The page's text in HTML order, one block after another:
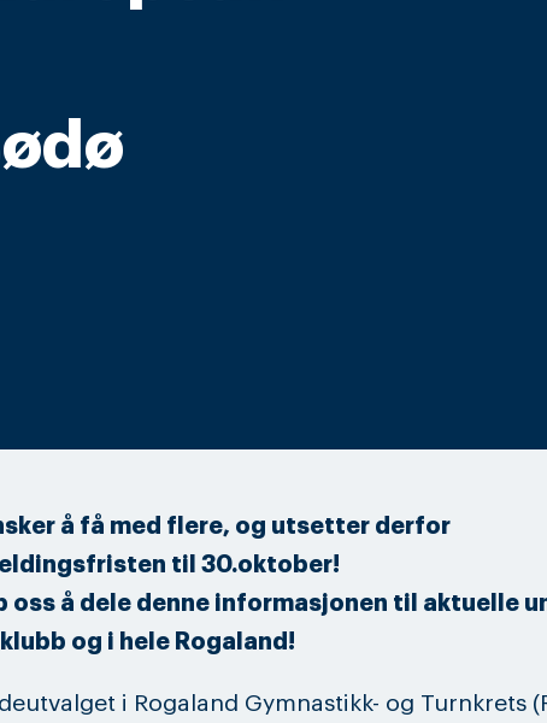
å få med flere, og utsetter derfor
til 30.oktober!
oss å dele denne informasjonen til aktuelle
og i hele Rogaland!
i Rogaland Gymnastikk- og Turnkrets